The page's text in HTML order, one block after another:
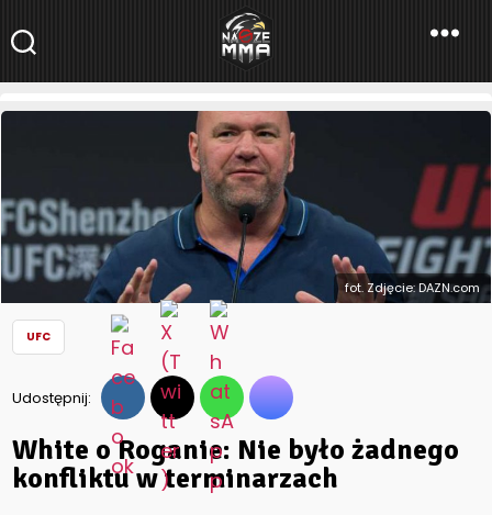
NaszeMMA
NaszeMMA.pl»Aktualności»Świat»UFC»White o Roganie: Nie
było żadnego konfliktu w terminarzach
fot. Zdjęcie: DAZN.com
UFC
Udostępnij:
White o Roganie: Nie było żadnego
konfliktu w terminarzach